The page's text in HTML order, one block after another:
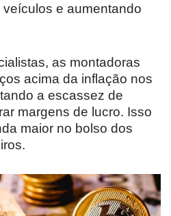
e aumentando
as montadoras
acima da inflação nos
a escassez de
margens de lucro. Isso
maior no bolso dos